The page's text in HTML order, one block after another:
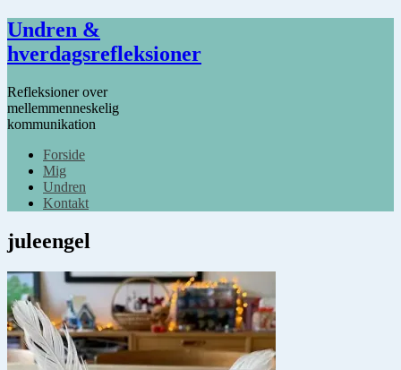
Undren &
hverdagsrefleksioner
Refleksioner over
mellemmenneskelig
kommunikation
Forside
Mig
Undren
Kontakt
juleengel